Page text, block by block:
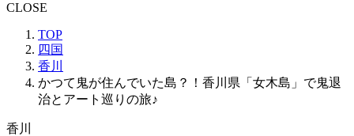
CLOSE
TOP
四国
香川
かつて鬼が住んでいた島？！香川県「女木島」で鬼退
治とアート巡りの旅♪
香川